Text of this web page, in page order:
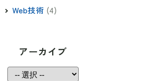
Web技術 (4)
アーカイブ